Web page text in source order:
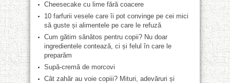
Cheesecake cu lime fără coacere
10 farfurii vesele care îi pot convinge pe cei mici
să guste și alimentele pe care le refuză
Cum gătim sănătos pentru copii? Nu doar
ingredientele contează, ci și felul în care le
preparăm
Supă-cremă de morcovi
Cât zahăr au voie copiii? Mituri, adevăruri și